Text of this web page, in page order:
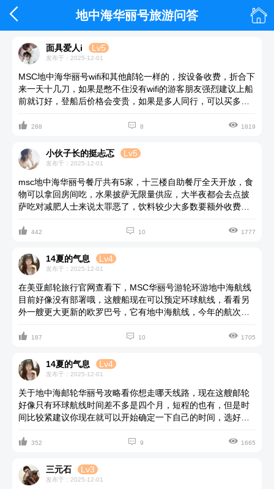
 地中海华丽号旅游问答 
面具爱人i Lv5
发布于：2025-12-01
MSC地中海华丽号wifi和其他邮轮一样的，按设备收费，折合下
来一天十几刀，如果是憋不住没有wifi的游客朋友强烈建议上船
前就订好，登船后价格会变贵，如果是多人同行，可以买多个
使用。
 288  8  1819
小伙子长的挺忐忑 Lv5
发布于：2025-12-01
msc地中海华丽号餐厅共有5家，十三楼自助餐厅全天开放，食
物可以拿回房间吃，水果披萨无限量供应，大半夜都会去点披
萨吃对减肥人士来说太罪恶了，饮料较少大多数要额外收费。
会为客人提供中文菜单这点挺好的，还有没去体验的付费餐
 442  10  1777
14夏的气息 Lv4
发布于：2025-12-01
在美亚邮轮旅行官网查看下，MSC华丽号游轮环游地中海航线
目前好像没有部署哦，这艘船现在可以预定环球航线，看看另
外一艘更大更新的欧罗巴号，它有地中海航线，今年的航次也

187  10  1705
14夏的气息 Lv4
发布于：2025-12-01
关于地中海邮轮华丽号攻略看你想走哪天线路，现在这艘邮轮
好像只有环球航线时间差不多是四个月，短程的也有，但是时
间比较紧建议你现在就可以开始确定一下自己的时间，选好路
乐，船上的所有行程都是固定安排好的，会有日程表参考。订
 352  9  1665
三元石 Lv3
发布于：2025-12-01